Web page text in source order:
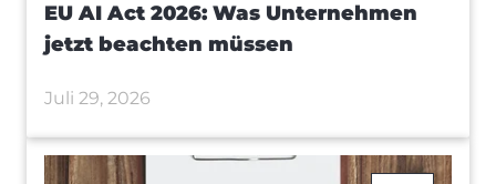
EU AI Act 2026: Was Unternehmen
jetzt beachten müssen
Juli 29, 2026